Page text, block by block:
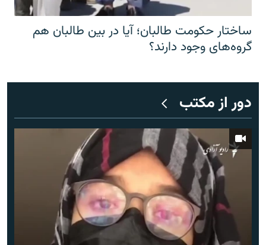
ساختار حکومت طالبان؛ آیا در بین طالبان هم
گروه‌های وجود دارند؟
دور از مکتب